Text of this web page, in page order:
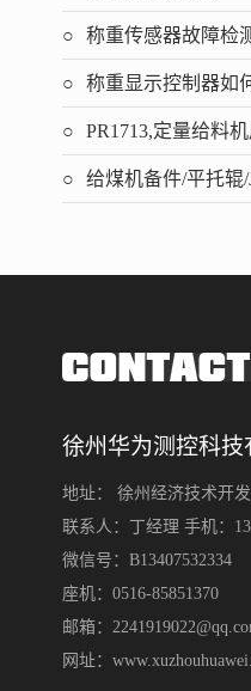
称重传感器故障检
称重显示控制器如
PR1713,定量给料
给煤机备件/平托辊/
徐州华为测控科技
地址： 徐州经济技术开
联系人：丁经理 手机：
微信号：B13407532334
座机：0516-85851370
邮箱：
网址：